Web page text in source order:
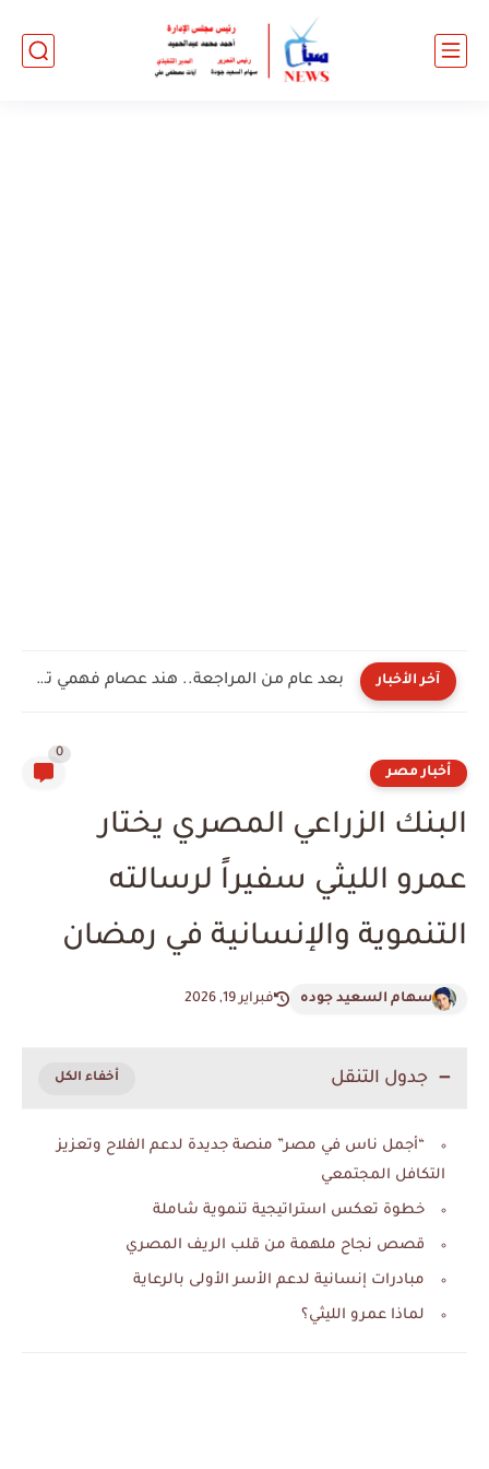
آخر الأخبار بعد عام من المراجعة.. هند عصام فهمي تجتاز السرد الكامل...
أخبار مصر
0
البنك الزراعي المصري يختار
عمرو الليثي سفيراً لرسالته
التنموية والإنسانية في رمضان
سهام السعيد جوده فبراير 19, 2026
جدول التنقل
“أجمل ناس في مصر” منصة جديدة لدعم الفلاح وتعزيز
التكافل المجتمعي
خطوة تعكس استراتيجية تنموية شاملة
قصص نجاح ملهمة من قلب الريف المصري
مبادرات إنسانية لدعم الأسر الأولى بالرعاية
لماذا عمرو الليثي؟